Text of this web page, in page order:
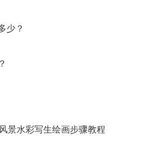
少？
景水彩写生绘画步骤教程